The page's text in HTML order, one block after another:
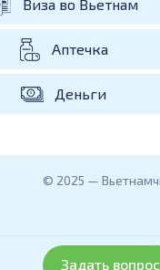
Виза во Вьетнам
Аптечка
Деньги
© 2025 —
Задать вопрос